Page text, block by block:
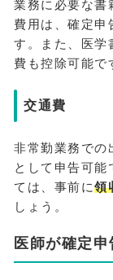
業務に必要な書
費用は、確定申
す。また、医学
費も控除可能で
交通費
非常勤業務での
として申告可能
ては、事前に領
しょう。
医師が確定